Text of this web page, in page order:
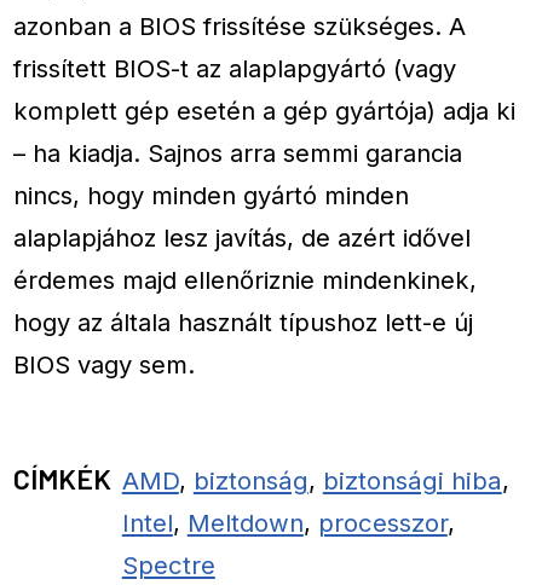
azonban a BIOS frissítése szükséges. A
frissített BIOS-t az alaplapgyártó (vagy
komplett gép esetén a gép gyártója) adja ki
– ha kiadja. Sajnos arra semmi garancia
nincs, hogy minden gyártó minden
alaplapjához lesz javítás, de azért idővel
érdemes majd ellenőriznie mindenkinek,
hogy az általa használt típushoz lett-e új
BIOS vagy sem.
CÍMKÉK AMD, biztonság, biztonsági hiba,
Intel, Meltdown, processzor,
Spectre